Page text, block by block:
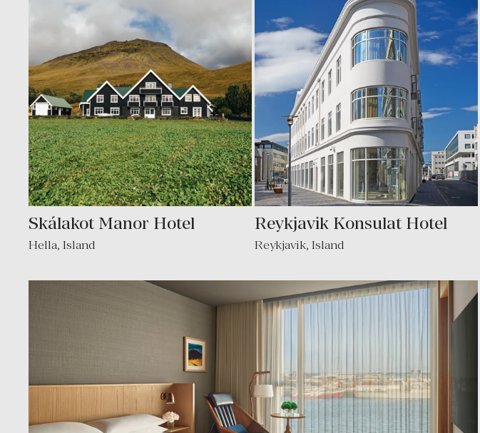
Skálakot Manor Hotel
Hella, Island
Reykjavik Konsulat Hotel
Reykjavik, Island